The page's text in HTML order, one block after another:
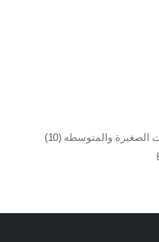
الصغيرة والمتوسطه (10)